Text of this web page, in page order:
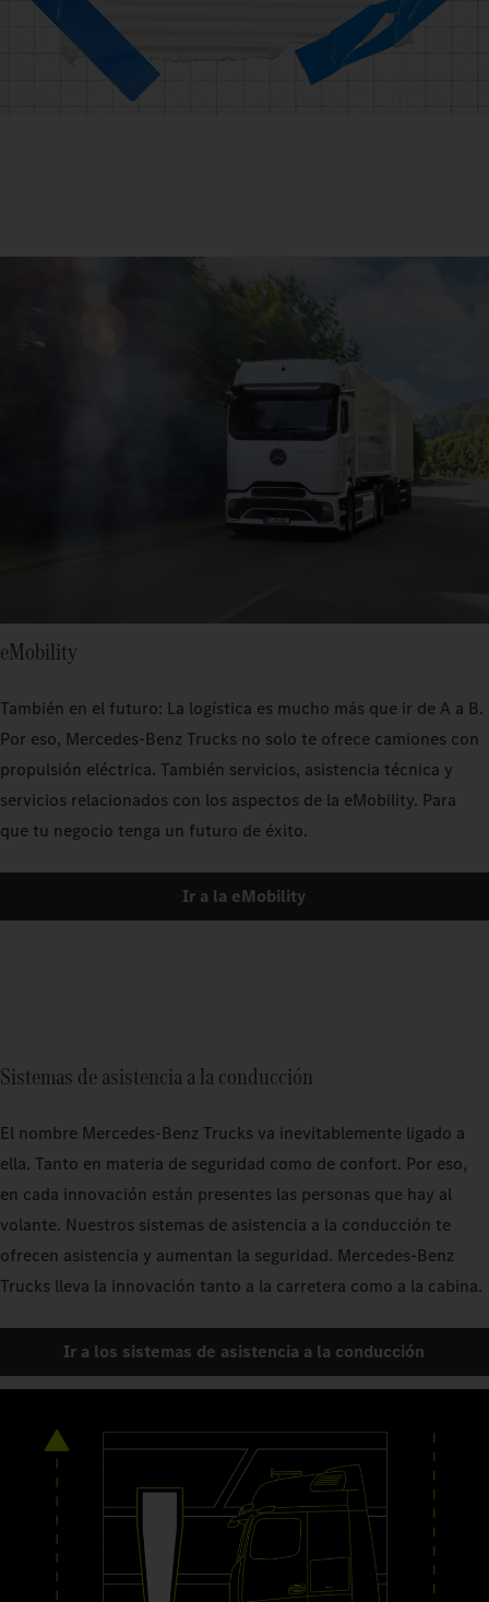
eMobility
También en el futuro: La logística es mucho más que ir de A a B.
Por eso, Mercedes‑Benz Trucks no solo te ofrece camiones con
propulsión eléctrica. También servicios, asistencia técnica y
servicios relacionados con los aspectos de la eMobility. Para
que tu negocio tenga un futuro de éxito.
Ir a la eMobility
Sistemas de asistencia a la conducción
El nombre Mercedes‑Benz Trucks va inevitablemente ligado a
ella. Tanto en materia de seguridad como de confort. Por eso,
en cada innovación están presentes las personas que hay al
volante. Nuestros sistemas de asistencia a la conducción te
ofrecen asistencia y aumentan la seguridad. Mercedes‑Benz
Trucks lleva la innovación tanto a la carretera como a la cabina.
Ir a los sistemas de asistencia a la conducción